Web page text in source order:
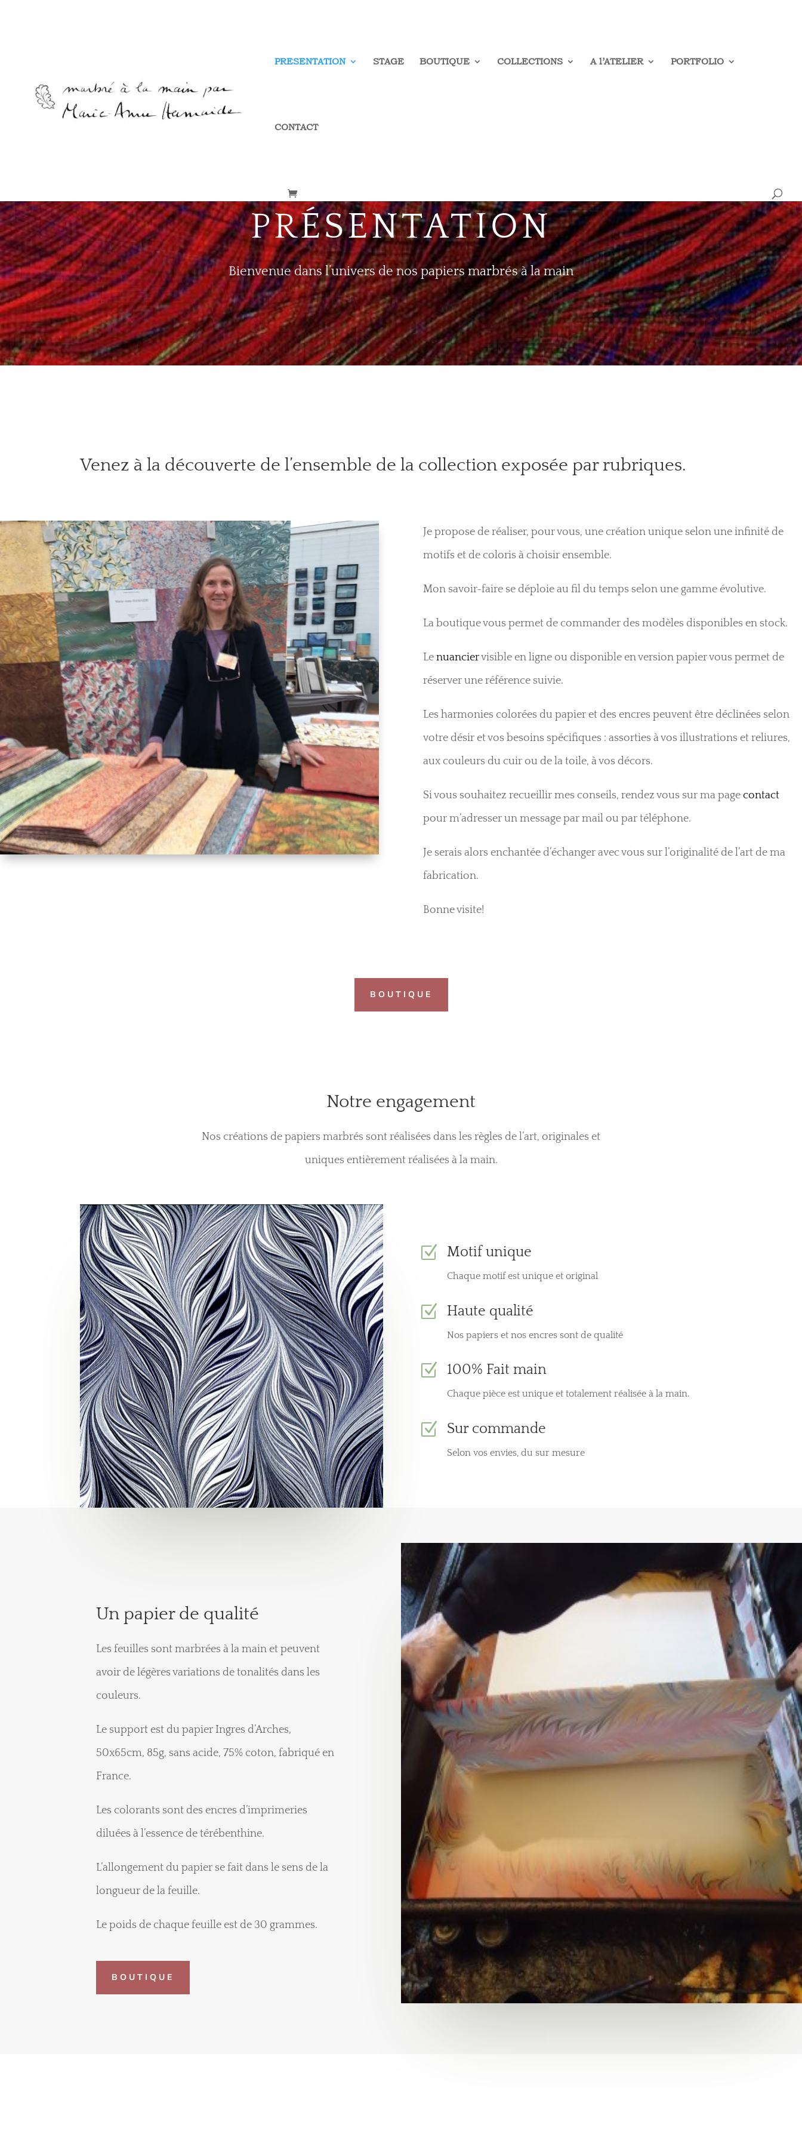
PRESENTATION STAGE BOUTIQUE COLLECTIONS A l’ATELIER PORTFOLIO
CONTACT
PRÉSENTATION
Bienvenue dans l’univers de nos papiers marbrés à la main
Venez à la découverte de l’ensemble de la collection exposée par rubriques.
Je propose de réaliser, pour vous, une création unique selon une infinité de
motifs et de coloris à choisir ensemble.
Mon savoir-faire se déploie au fil du temps selon une gamme évolutive.
La boutique vous permet de commander des modèles disponibles en stock.
Le nuanciervisible en ligne ou disponible en version papier vous permet de
réserver une référence suivie.
Les harmonies colorées du papier et des encres peuvent être déclinées selon
votre désir et vos besoins spécifiques : assorties à vos illustrations et reliures,
aux couleurs du cuir ou de la toile, à vos décors.
Si vous souhaitez recueillir mes conseils, rendez vous sur ma page contact
pour m’adresser un message par mail ou par téléphone.
Je serais alors enchantée d’échanger avec vous sur l’originalité de l’art de ma
fabrication.
Bonne visite!
BOUTIQUE
Notre engagement
Nos créations de papiers marbrés sont réalisées dans les règles de l’art, originales et
uniques entièrement réalisées à la main.
Z Motif unique
Chaque motif est unique et original
Z Haute qualité
Nos papiers et nos encres sont de qualité
Z 100% Fait main
Chaque pièce est unique et totalement réalisée à la main.
Z Sur commande
Selon vos envies, du sur mesure
Un papier de qualité
Les feuilles sont marbrées à la main et peuvent
avoir de légères variations de tonalités dans les
couleurs.
Le support est du papier Ingres d’Arches,
50x65cm, 85g, sans acide, 75% coton, fabriqué en
France.
Les colorants sont des encres d’imprimeries
diluées à l’essence de térébenthine.
L’allongement du papier se fait dans le sens de la
longueur de la feuille.
Le poids de chaque feuille est de 30 grammes.
BOUTIQUE